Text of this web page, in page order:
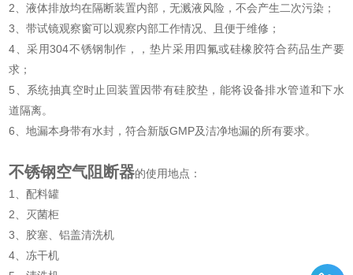
2、液体排放均在隔断装置内部，无溅液风险，不会产生二次污染；
3、带试镜观察窗可以观察内部工作情况、且便于维修；
4、采用304不锈钢制作，，垫片采用四氟或硅橡胶符合药品生产要
求；
5、系统抽真空时止回装置因带有硅胶垫，能将设备排水管道和下水
道隔离。
6、地漏本身带有水封，符合新版GMP及洁净地漏的所有要求。
不锈钢空气阻断器的使用地点：
1、配料罐
2、灭菌柜
3、胶塞、铝盖清洗机
4、冻干机